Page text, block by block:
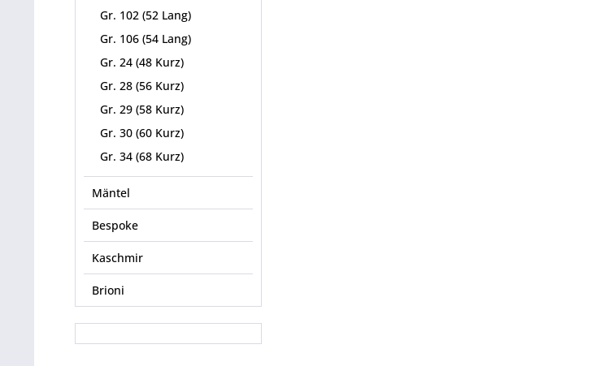
Gr. 102 (52 Lang)
Gr. 106 (54 Lang)
Gr. 24 (48 Kurz)
Gr. 28 (56 Kurz)
Gr. 29 (58 Kurz)
Gr. 30 (60 Kurz)
Gr. 34 (68 Kurz)
Mäntel
Bespoke
Kaschmir
Brioni